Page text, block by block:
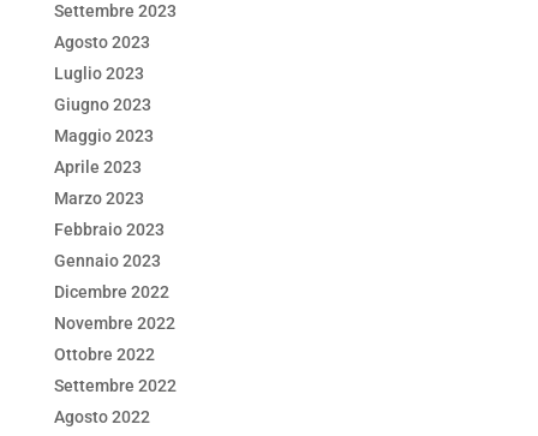
Settembre 2023
Agosto 2023
Luglio 2023
Giugno 2023
Maggio 2023
Aprile 2023
Marzo 2023
Febbraio 2023
Gennaio 2023
Dicembre 2022
Novembre 2022
Ottobre 2022
Settembre 2022
Agosto 2022